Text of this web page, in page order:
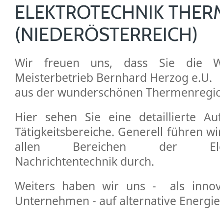
ELEKTROTECHNIK
(NIEDERÖSTERREICH)
Wir freuen uns, dass Sie die
Meisterbetrieb Bernhard Herzog e.U.
aus der wunderschönen
Hier sehen Sie eine detaillierte
Tätigkeitsbereiche. Generell führen
allen Bereichen der
Nachrichtentechnik durch.
Weiters haben wir uns - als
Unternehmen - auf alternative